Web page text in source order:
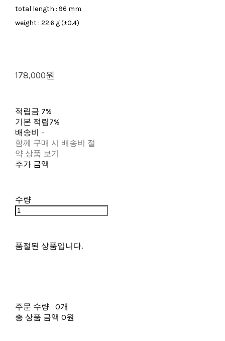
total length : 96 mm
weight : 22.6 g (±0.4)
178,000원
적립금 7%
기본 적립7%
배송비 -
함께 구매 시 배송비 절
약 상품 보기
추가 금액
수량
품절된 상품입니다.
주문 수량
0개
총 상품 금액 0원